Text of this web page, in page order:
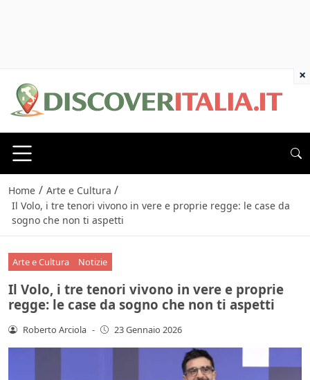
Home / Arte e Cultura /
Il Volo, i tre tenori vivono in vere e proprie regge: le case da
sogno che non ti aspetti
Arte e Cultura Notizie
Il Volo, i tre tenori vivono in vere e proprie
regge: le case da sogno che non ti aspetti
Roberto Arciola - 23 Gennaio 2026
×